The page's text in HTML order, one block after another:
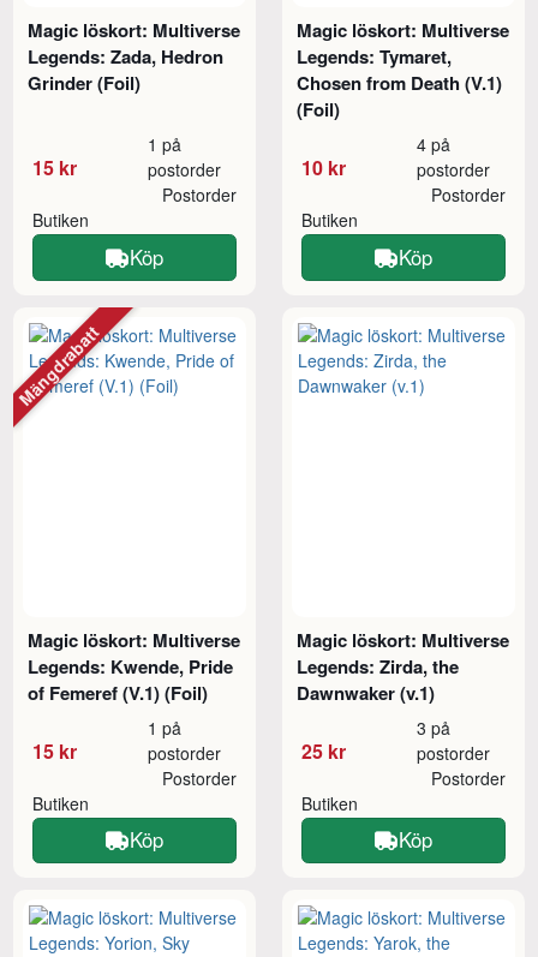
Magic löskort: Multiverse
Legends: Zada, Hedron
Grinder (Foil)
15 kr
1 på
postorder
Butiken
Postorder
Köp
Magic löskort: Multiverse
Legends: Tymaret,
Chosen from Death (V.1)
(Foil)
10 kr
4 på
postorder
Butiken
Postorder
Köp
Magic löskort: Multiverse
Legends: Kwende, Pride
of Femeref (V.1) (Foil)
15 kr
1 på
postorder
Butiken
Postorder
Köp
Mängdrabatt
Magic löskort: Multiverse
Legends: Zirda, the
Dawnwaker (v.1)
25 kr
3 på
postorder
Butiken
Postorder
Köp